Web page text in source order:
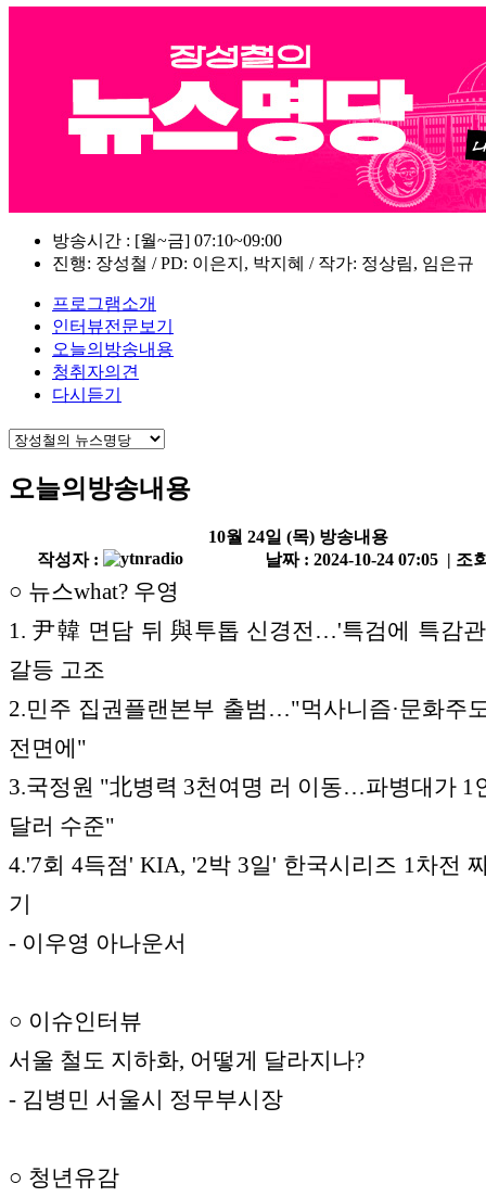
방송시간 : [월~금] 07:10~09:00
진행: 장성철 / PD: 이은지, 박지혜 / 작가: 정상림, 임은규
프로그램소개
인터뷰전문보기
오늘의방송내용
청취자의견
다시듣기
오늘의방송내용
10월 24일 (목) 방송내용
작성자 :
날짜 : 2024-10-24 07:05 | 조
○ 뉴스what? 우영
1. 尹韓 면담 뒤 與투톱 신경전…'특검에 특감
갈등 고조
2.민주 집권플랜본부 출범…"먹사니즘·문화주
전면에"
3.국정원 "北병력 3천여명 러 이동…파병대가 1
달러 수준"
4.'7회 4득점' KIA, '2박 3일' 한국시리즈 1차전
기
- 이우영 아나운서
○ 이슈인터뷰
서울 철도 지하화, 어떻게 달라지나?
- 김병민 서울시 정무부시장
○ 청년유감